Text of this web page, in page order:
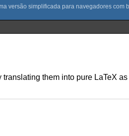
them into pure LaTeX